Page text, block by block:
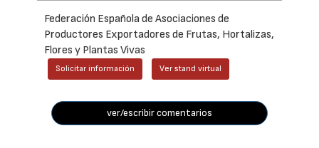
Federación Española de Asociaciones de
Productores Exportadores de Frutas, Hortalizas,
Flores y Plantas Vivas
Solicitar información Ver stand virtual
ver/escribir comentarios